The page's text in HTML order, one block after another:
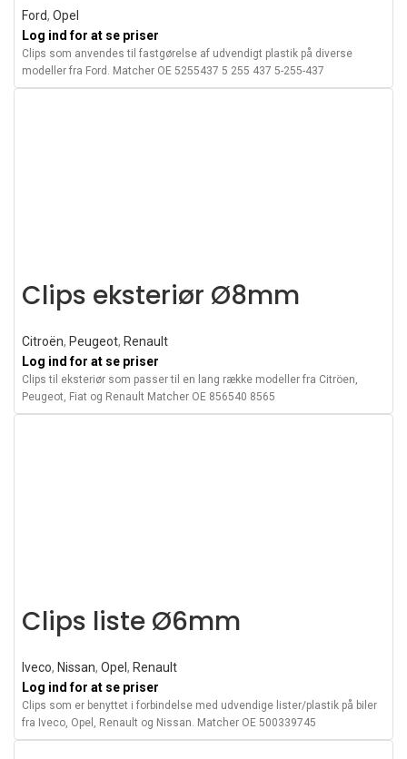
Ford, Opel
Log ind for at se priser
Clips som anvendes til fastgørelse af udvendigt plastik på diverse
modeller fra Ford. Matcher OE 5255437 5 255 437 5-255-437
Clips eksteriør Ø8mm
Citroën, Peugeot, Renault
Log ind for at se priser
Clips til eksteriør som passer til en lang række modeller fra Citröen,
Peugeot, Fiat og Renault Matcher OE 856540 8565
Clips liste Ø6mm
Iveco, Nissan, Opel , Renault
Log ind for at se priser
Clips som er benyttet i forbindelse med udvendige lister/plastik på biler
fra Iveco, Opel, Renault og Nissan. Matcher OE 500339745